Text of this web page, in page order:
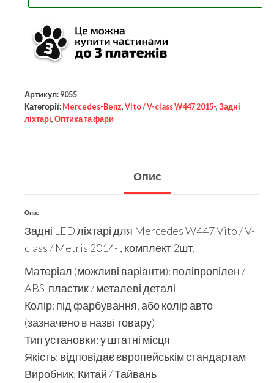
Артикул: 9055
Категорії: Mercedes-Benz, Vito / V-class W447 2015-, Задні
ліхтарі, Оптика та фари
Опис
Опис
Задні LED ліхтарі для Mercedes W447 Vito / V-
class / Metris 2014- , комплект 2шт.
Матеріал (можливі варіанти): поліпропілен /
ABS-пластик / металеві деталі
Колір: під фарбування, або колір авто
(зазначено в назві товару)
Тип установки: у штатні місця
Якість: відповідає європейськім стандартам
Виробник: Китай / Тайвань